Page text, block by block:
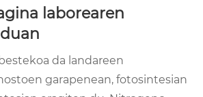
laborearen
da landareen
garapenean, fotosintesian